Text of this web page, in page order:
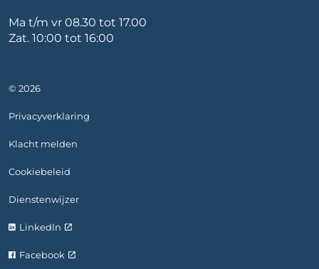
Ma t/m vr 08.30 tot 17.00
Zat. 10:00 tot 16:00
© 2026
Privacyverklaring
Klacht melden
Cookiebeleid
Dienstenwijzer
LinkedIn
Facebook